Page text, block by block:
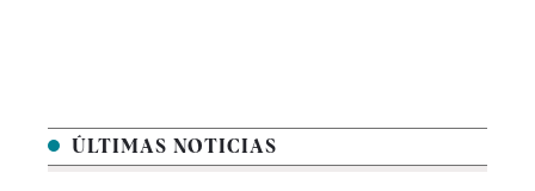
ÚLTIMAS NOTICIAS